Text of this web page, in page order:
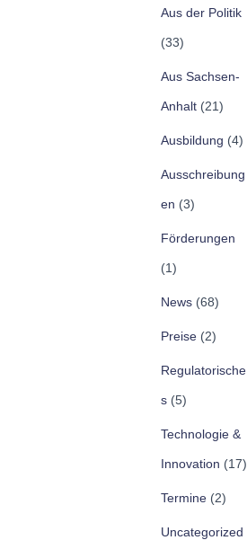
Aus der Politik
(33)
Aus Sachsen-
Anhalt (21)
Ausbildung (4)
Ausschreibung
en (3)
Förderungen
(1)
News (68)
Preise (2)
Regulatorische
s (5)
Technologie &
Innovation (17)
Termine (2)
Uncategorized